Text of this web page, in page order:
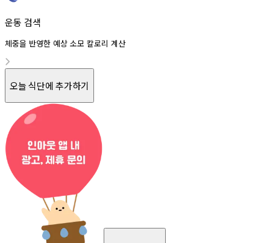
운동 검색
체중을 반영한 예상 소모 칼로리 계산
오늘 식단에 추가하기